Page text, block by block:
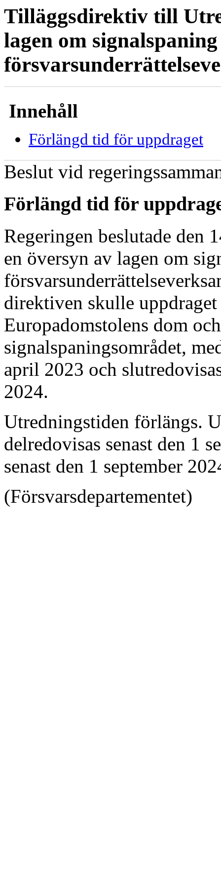
Tilläggsdirektiv till
lagen om
Innehåll
Förlängd tid för uppdraget
Beslut vid
Förlängd tid för
Regeringen beslutade
en översyn av lagen om
direktiven skulle
Europadomstolens dom
signalspaningsområdet,
april 2023 och
2024.
Utredningstiden förlängs.
delredovisas senast den 1
senast den 1 september
(Försvarsdepartementet)